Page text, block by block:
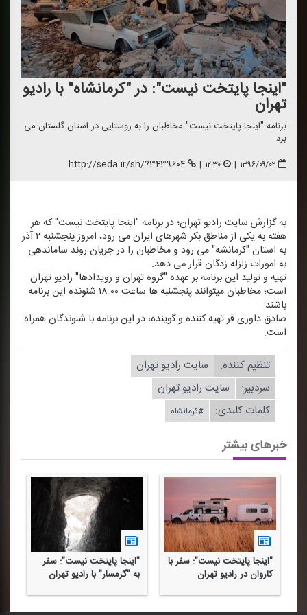
"اینجا پایتخت نیست": در "كرمانشاه" با رادیو
تهران
برنامه "اینجا پایتخت نیست" مخاطبان را به روستایی در استان گلستان می
برد.
۱۳۹۶/۰۹/۰۲ | ۱۲:۳۰ | http://seda.ir/sh/?۳۴۳۹۶۰۴
به گزارش سایت رادیو تهران؛ در برنامه "اینجا پایتخت نیست" كه هر
هفته به یكی از مناطق بكر شهرهای ایران می رود، امروز پنجشنبه ۲ آذر
به استان "كرمانشه" می رود و مخاطبان را در جریان روند ساماندهی
به امورات زلزله زدگان قرار می دهد.
تهیه و تولید این برنامه بر عهده "گروه تهران و رویدادها" رادیو تهران
است؛ مخاطبان می‎توانند پنجشنبه ها ساعت ۱۸:۰۰ شنونده این برنامه
باشند.
صادق داوری فر تهیه كننده و گوینده، در این برنامه با شنوندگان همراه
است.
تنظیم كننده:
سایت رادیو تهران
سردبیر:
سایت رادیو تهران
کلمات کلیدی:
#كرمانشاه
خبرهای بیشتر
"اینجا پایتخت نیست": سفر با
كاروان در رادیو تهران
"اینجا پایتخت نیست": سفر
به "گرمسار" با رادیو تهران